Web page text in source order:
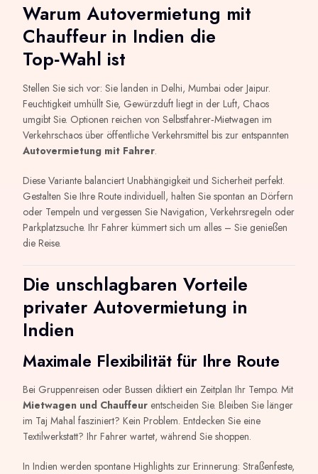
Warum Autovermietung mit
Chauffeur in Indien die
Top‑Wahl ist
Stellen Sie sich vor: Sie landen in Delhi, Mumbai oder Jaipur.
Feuchtigkeit umhüllt Sie, Gewürzduft liegt in der Luft, Chaos
umgibt Sie. Optionen reichen von Selbstfahrer‑Mietwagen im
Verkehrschaos über öffentliche Verkehrsmittel bis zur entspannten
Autovermietung mit Fahrer.
Diese Variante balanciert Unabhängigkeit und Sicherheit perfekt.
Gestalten Sie Ihre Route individuell, halten Sie spontan an Dörfern
oder Tempeln und vergessen Sie Navigation, Verkehrsregeln oder
Parkplatzsuche. Ihr Fahrer kümmert sich um alles – Sie genießen
die Reise.
Die unschlagbaren Vorteile
privater Autovermietung in
Indien
Maximale Flexibilität für Ihre Route
Bei Gruppenreisen oder Bussen diktiert ein Zeitplan Ihr Tempo. Mit
Mietwagen und Chauffeur entscheiden Sie. Bleiben Sie länger
im Taj Mahal fasziniert? Kein Problem. Entdecken Sie eine
Textilwerkstatt? Ihr Fahrer wartet, während Sie shoppen.
In Indien werden spontane Highlights zur Erinnerung: Straßenfeste,